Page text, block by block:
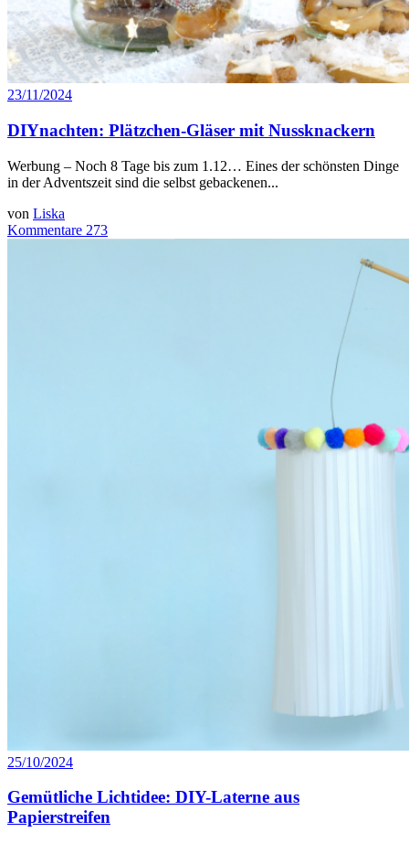
23/11/2024
DIYnachten: Plätzchen-Gläser mit Nussknackern
Werbung – Noch 8 Tage bis zum 1.12… Eines der schönsten Dinge
in der Adventszeit sind die selbst gebackenen...
von Liska
Kommentare 273
25/10/2024
Gemütliche Lichtidee: DIY-Laterne aus
Papierstreifen